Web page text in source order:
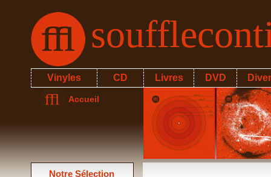
Vinyles CD Livres DVD
Accueil
Notre Sélection